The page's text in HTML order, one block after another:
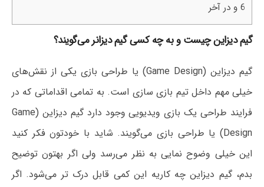
6 و در آخر
گیم دیزاین چیست و به چه کسی گیم دیزانر می‌گویند؟
گیم دیزاین (Game Design) یا طراحی بازی یکی از نقش‌های
خیلی مهم داخل تیم بازی سازی است. به تمامی اقداماتی که در
فرایند طراحی یک بازی ویدیویی وجود دارد گیم دیزاین (Game
Design) یا طراحی بازی می‌گویند. شاید با خودتون فکر کنید
این خیلی وضوح نمایی به نظر می‌رسد ولی اگر بهتون توضیح
بدم، گیم دیزاین چه کاریه این کمی قابل درک تر می‌شود. اگر